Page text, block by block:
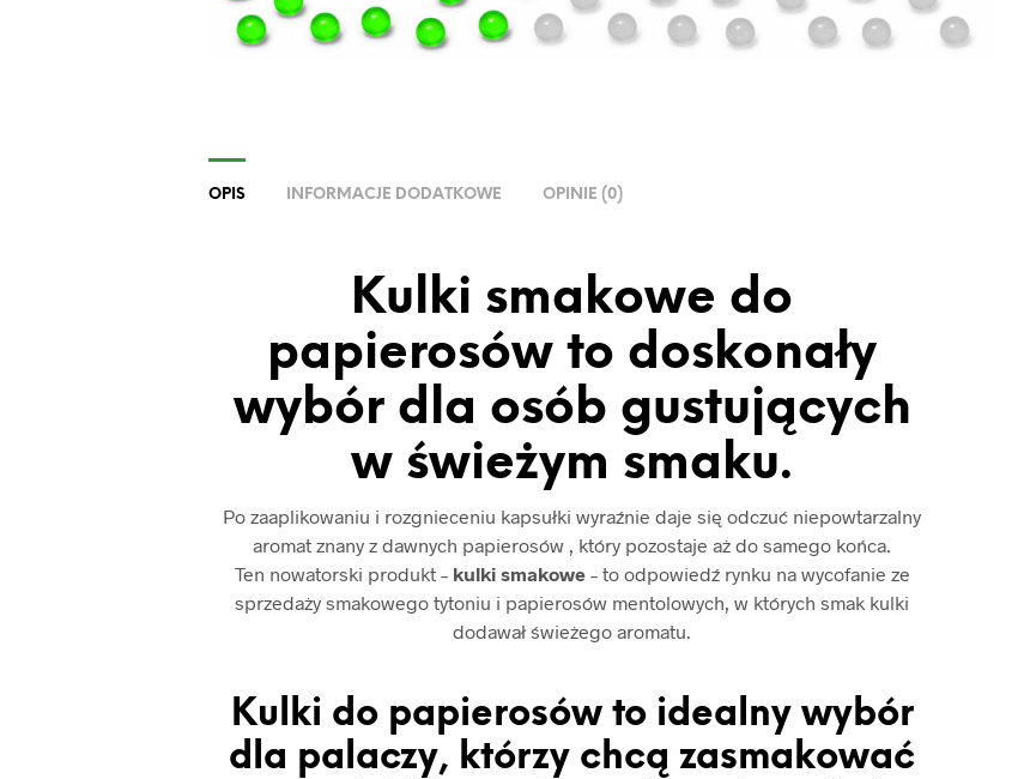
OPIS INFORMACJE DODATKOWE OPINIE (0)
Kulki smakowe do
papierosów to doskonały
wybór dla osób gustujących
w świeżym smaku.
Po zaaplikowaniu i rozgnieceniu kapsułki wyraźnie daje się odczuć niepowtarzalny
aromat znany z dawnych papierosów , który pozostaje aż do samego końca.
Ten nowatorski produkt – kulki smakowe– to odpowiedź rynku na wycofanie ze
sprzedaży smakowego tytoniu i papierosów mentolowych, w których smak kulki
dodawał świeżego aromatu.
Kulki do papierosów to idealny wybór
dla palaczy, którzy chcą zasmakować